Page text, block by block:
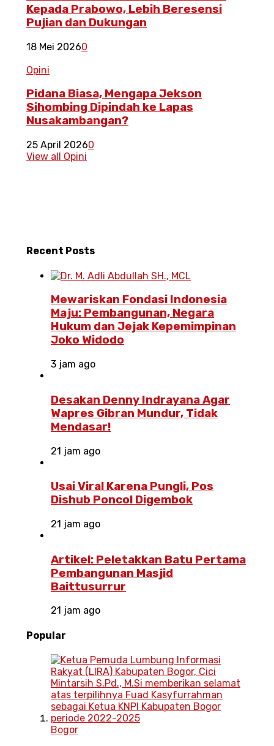
Kepada Prabowo, Lebih Beresensi
Pujian dan Dukungan
18 Mei 20260
Opini
Pidana Biasa, Mengapa Jekson
Sihombing Dipindah ke Lapas
Nusakambangan?
25 April 20260
View all Opini
Recent Posts
Mewariskan Fondasi Indonesia
Maju: Pembangunan, Negara
Hukum dan Jejak Kepemimpinan
Joko Widodo
3 jam ago
Desakan Denny Indrayana Agar
Wapres Gibran Mundur, Tidak
Mendasar!
21 jam ago
Usai Viral Karena Pungli, Pos
Dishub Poncol Digembok
21 jam ago
Artikel: Peletakkan Batu Pertama
Pembangunan Masjid
Baittusurrur
21 jam ago
Popular
Bogor